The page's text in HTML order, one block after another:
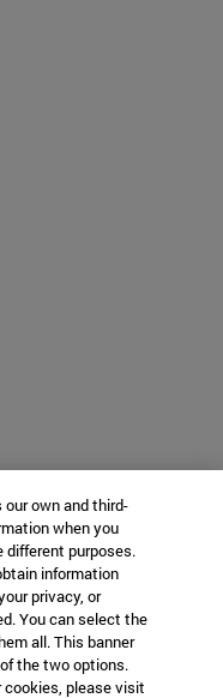
own and third-
when you
different purposes.
information
privacy, or
You can select the
all. This banner
the two options.
cookies, please visit